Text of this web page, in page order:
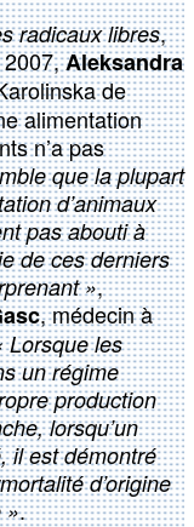
radicaux libres,
Aleksandra
de
alimentation
n’a pas
que la plupart
d’animaux
pas abouti à
de ces derniers
»,
, médecin à
Lorsque les
un régime
production
lorsqu’un
il est démontré
d’origine
».